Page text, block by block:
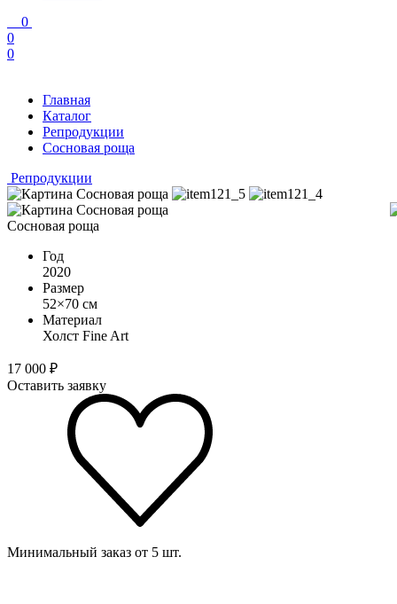
0
0
0
Главная
Каталог
Репродукции
Сосновая роща
Репродукции
Сосновая роща
Год
2020
Размер
52×70 см
Материал
Холст Fine Art
17 000 ₽
Оставить заявку
Минимальный заказ от 5 шт.